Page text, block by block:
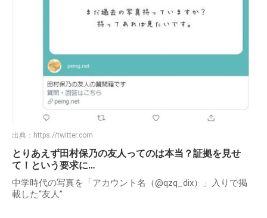
出典： https://twitter.com
とりあえず田村保乃の友人ってのは本当？証拠を見せ
て！という要求に…
中学時代の写真を「アカウント名（@qzq_dix）」入りで掲
載した“友人”